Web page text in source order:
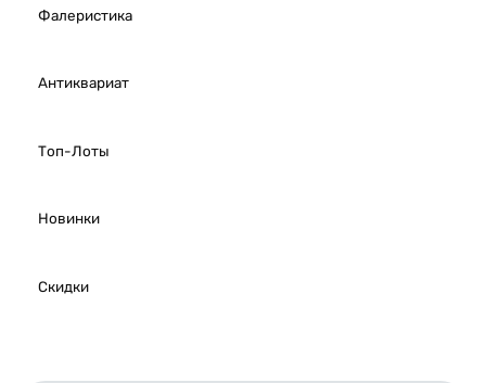
Фалеристика
Антиквариат
Топ-Лоты
Новинки
Скидки